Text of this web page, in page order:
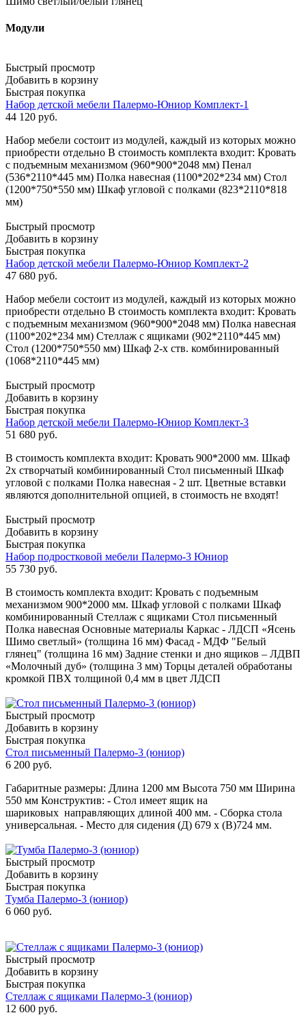
Модули
Быстрый просмотр
Добавить в корзину
Быстрая покупка
Набор детской мебели Палермо-Юниор Комплект-1
44 120 руб.
Набор мебели состоит из модулей, каждый из которых можно
приобрести отдельно В стоимость комплекта входит: Кровать
с подъемным механизмом (960*900*2048 мм) Пенал
(536*2110*445 мм) Полка навесная (1100*202*234 мм) Стол
(1200*750*550 мм) Шкаф угловой с полками (823*2110*818
мм)
Быстрый просмотр
Добавить в корзину
Быстрая покупка
Набор детской мебели Палермо-Юниор Комплект-2
47 680 руб.
Набор мебели состоит из модулей, каждый из которых можно
приобрести отдельно В стоимость комплекта входит: Кровать
с подъемным механизмом (960*900*2048 мм) Полка навесная
(1100*202*234 мм) Стеллаж с ящиками (902*2110*445 мм)
Стол (1200*750*550 мм) Шкаф 2-х ств. комбинированный
(1068*2110*445 мм)
Быстрый просмотр
Добавить в корзину
Быстрая покупка
Набор детской мебели Палермо-Юниор Комплект-3
51 680 руб.
В стоимость комплекта входит: Кровать 900*2000 мм. Шкаф
2х створчатый комбинированный Стол письменный Шкаф
угловой с полками Полка навесная - 2 шт. Цветные вставки
являются дополнительной опцией, в стоимость не входят!
Быстрый просмотр
Добавить в корзину
Быстрая покупка
Набор подростковой мебели Палермо-3 Юниор
55 730 руб.
В стоимость комплекта входит: Кровать с подъемным
механизмом 900*2000 мм. Шкаф угловой с полками Шкаф
комбинированный Стеллаж с ящиками Стол письменный
Полка навесная Основные материалы Каркас - ЛДСП «Ясень
Шимо светлый» (толщина 16 мм) Фасад - МДФ "Белый
глянец" (толщина 16 мм) Задние стенки и дно ящиков – ЛДВП
«Молочный дуб» (толщина 3 мм) Торцы деталей обработаны
кромкой ПВХ толщиной 0,4 мм в цвет ЛДСП
Быстрый просмотр
Добавить в корзину
Быстрая покупка
Стол письменный Палермо-3 (юниор)
6 200 руб.
Габаритные размеры: Длина 1200 мм Высота 750 мм Ширина
550 мм Конструктив: - Стол имеет ящик на
шариковых направляющих длиной 400 мм. - Сборка стола
универсальная. - Место для сидения (Д) 679 х (В)724 мм.
Быстрый просмотр
Добавить в корзину
Быстрая покупка
Тумба Палермо-3 (юниор)
6 060 руб.
Быстрый просмотр
Добавить в корзину
Быстрая покупка
Стеллаж с ящиками Палермо-3 (юниор)
12 600 руб.